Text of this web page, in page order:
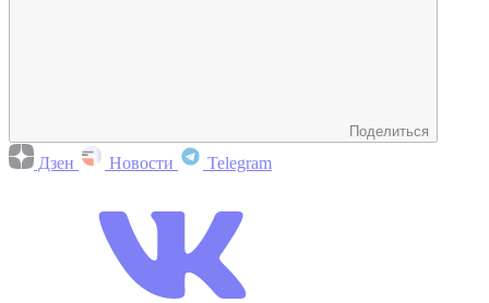
Поделиться
Дзен Новости Telegram